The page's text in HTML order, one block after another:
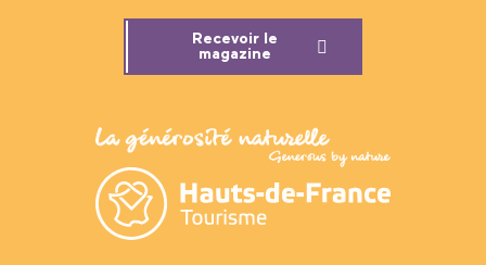
Recevoir le
magazine